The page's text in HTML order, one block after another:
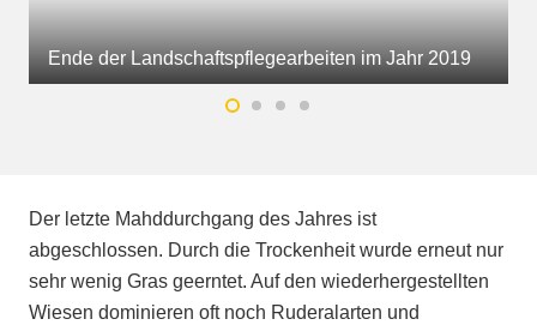
Ende der Landschaftspflegearbeiten im Jahr 2019
Der letzte Mahddurchgang des Jahres ist
abgeschlossen. Durch die Trockenheit wurde erneut nur
sehr wenig Gras geerntet. Auf den wiederhergestellten
Wiesen dominieren oft noch Ruderalarten und